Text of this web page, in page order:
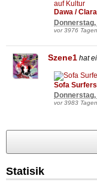
Dawa /
vor 3976 Tagen
Szene1 hat
Sofa Surfers
vor 3983 Tagen
Statisik